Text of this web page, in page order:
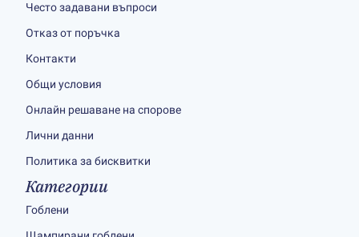
Често задавани въпроси
Отказ от поръчка
Контакти
Общи условия
Онлайн решаване на спорове
Лични данни
Политика за бисквитки
Категории
Гоблени